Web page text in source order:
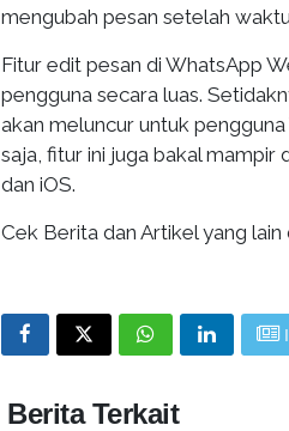
mengubah pesan setelah
Fitur edit pesan di WhatsApp
pengguna secara luas.
akan meluncur untuk
saja, fitur ini juga bakal mampir
dan iOS.
Cek Berita dan Artikel yang lain
Berita Terkait